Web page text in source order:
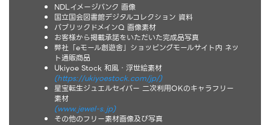
NDLイメージバンク 画像
国立国会図書館デジタルコレクション 資料
パブリックドメインQ 画像素材
お客様から掲載承諾をいただいた完成品写真
弊社「eモール創遊舎」ショッピングモールサイト内 ネッ
ト通販商品
Ukiyoe Stock 和風・浮世絵素材
(https://ukiyoestock.com/jp/)
星宝転生ジュエルセイバー 二次利用OKのキャラフリー
素材
(www.jewel-s.jp)
その他のフリー素材画像及び写真